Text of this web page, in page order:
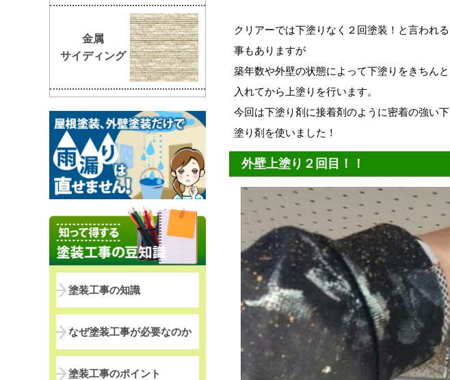
クリアーでは下塗りなく２回塗装！と言われる
事もありますが
築年数や外壁の状態によって下塗りをきちんと
入れてから上塗りを行います。
今回は下塗り剤に接着剤のように密着の強い下
塗り剤を使いました！
外壁上塗り２回目！！
金属
サイディング
塗装工事の知識
なぜ塗装工事が必要なのか
塗装工事のポイント